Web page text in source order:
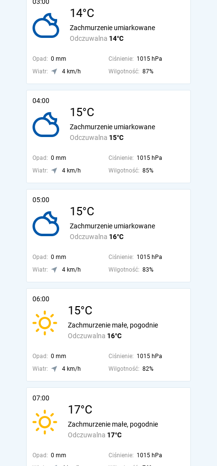
14°C
Odczuwalna 14°C
Zachmurzenie umiarkowane
Opad: 0 mm Ciśnienie: 1015 hPa
Wiatr:
4 km/h Wilgotność: 87%
04:00
15°C
Odczuwalna 15°C
Zachmurzenie umiarkowane
Opad: 0 mm Ciśnienie: 1015 hPa
Wiatr:
4 km/h Wilgotność: 85%
05:00
15°C
Odczuwalna 16°C
Zachmurzenie umiarkowane
Opad: 0 mm Ciśnienie: 1015 hPa
Wiatr:
4 km/h Wilgotność: 83%
06:00
15°C
Odczuwalna 16°C
Zachmurzenie małe, pogodnie
Opad: 0 mm Ciśnienie: 1015 hPa
Wiatr:
4 km/h Wilgotność: 82%
07:00
17°C
Odczuwalna 17°C
Zachmurzenie małe, pogodnie
Opad: 0 mm Ciśnienie: 1015 hPa